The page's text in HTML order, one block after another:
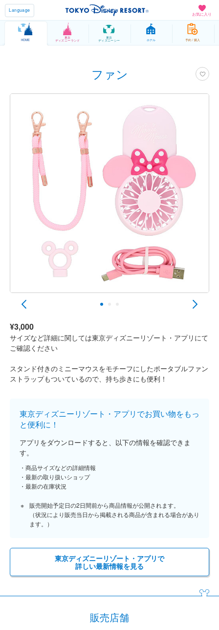
お気に入り
Language
HOME
東京
ディズニーランド
東京
ディズニーシー ホテル 予約 / 購入
ファン
¥3,000
サイズなど詳細に関しては東京ディズニーリゾート・アプリにて
ご確認ください
スタンド付きのミニーマウスをモチーフにしたポータブルファン
ストラップもついているので、持ち歩きにも便利！
東京ディズニーリゾート・アプリでお買い物をもっ
と便利に！
アプリをダウンロードすると、以下の情報を確認できま
す。
商品サイズなどの詳細情報
最新の取り扱いショップ
最新の在庫状況
販売開始予定日の2日間前から商品情報が公開されます。
（状況により販売当日から掲載される商品が含まれる場合があり
ます。）
東京ディズニーリゾート・アプリで
詳しい最新情報を見る
販売店舗